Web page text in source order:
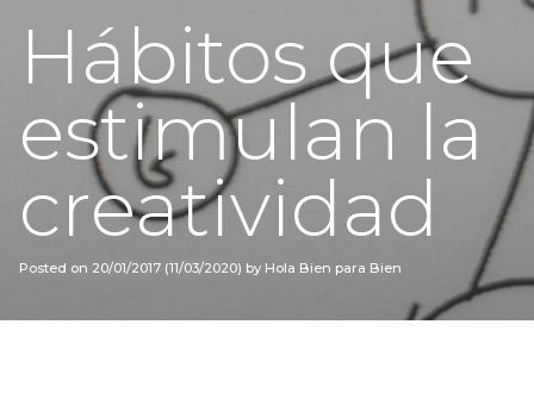
Hábitos que
estimulan la
creatividad
Posted on 20/01/2017 (11/03/2020) by Hola Bien para Bien